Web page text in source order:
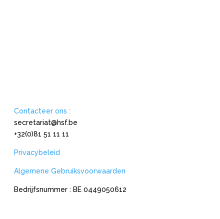
Contacteer ons :
secretariat@hsf.be
+32(0)81 51 11 11
Privacybeleid
Algemene Gebruiksvoorwaarden
Bedrijfsnummer : BE 0449050612